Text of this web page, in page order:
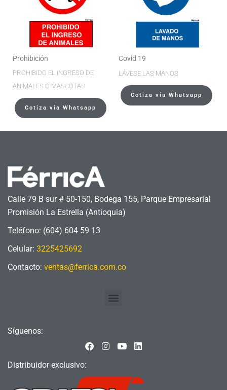
Prohibición
PROHIBIDO EL INGRESO DE
ANIMALES O MASCOTAS
Cotiza vía Whatsapp
Covid 19
LÁVESE LAS MANOS
Cotiza vía Whatsapp
Calle 79 B sur # 50-150, Bodega 155, Parque Empresarial
Promisión La Estrella (Antioquia)
Teléfono: (604) 604 59 13
Celular: 3225425692
Contacto: ventas@ferrica.com.co
Menu
Síguenos:
F
a
b
I
a
Y
u
L
e
Distribuidor exclusivo: